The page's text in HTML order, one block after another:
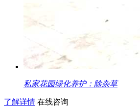
私家花园绿化养护：除杂草
了解详情 在线咨询